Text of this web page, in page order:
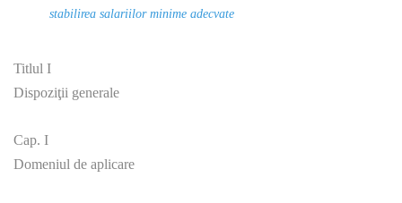
stabilirea salariilor minime adecvate
Titlul I
Dispoziţii generale
Cap. I
Domeniul de aplicare